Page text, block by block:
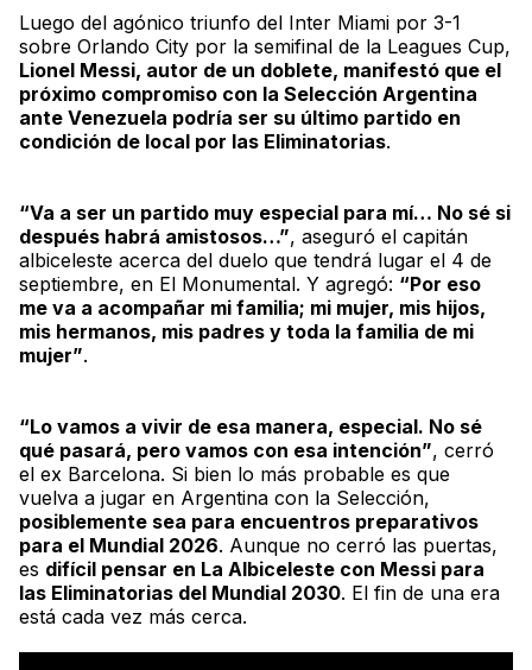
Luego del agónico triunfo del Inter Miami por 3-1
sobre Orlando City por la semifinal de la Leagues Cup,
Lionel Messi, autor de un doblete, manifestó que el
próximo compromiso con la Selección Argentina
ante Venezuela podría ser su último partido en
condición de local por las Eliminatorias.
“Va a ser un partido muy especial para mí… No sé si
después habrá amistosos…”, aseguró el capitán
albiceleste acerca del duelo que tendrá lugar el 4 de
septiembre, en El Monumental. Y agregó: “Por eso
me va a acompañar mi familia; mi mujer, mis hijos,
mis hermanos, mis padres y toda la familia de mi
mujer”.
“Lo vamos a vivir de esa manera, especial. No sé
qué pasará, pero vamos con esa intención”, cerró
el ex Barcelona. Si bien lo más probable es que
vuelva a jugar en Argentina con la Selección,
posiblemente sea para encuentros preparativos
para el Mundial 2026. Aunque no cerró las puertas,
es difícil pensar en La Albiceleste con Messi para
las Eliminatorias del Mundial 2030. El fin de una era
está cada vez más cerca.